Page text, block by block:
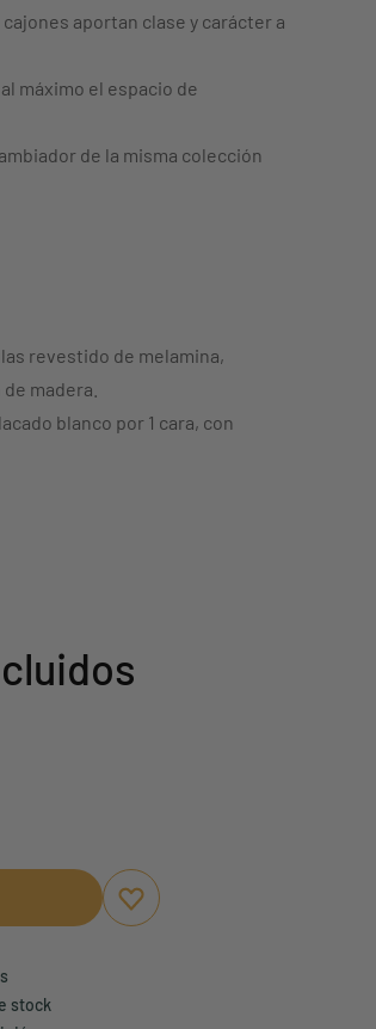
aportan clase y carácter a
máximo el espacio de
de la misma colección
revestido de melamina,
madera.
blanco por 1 cara, con
Aggiungi ai preferiti
borrar favoritos
stock